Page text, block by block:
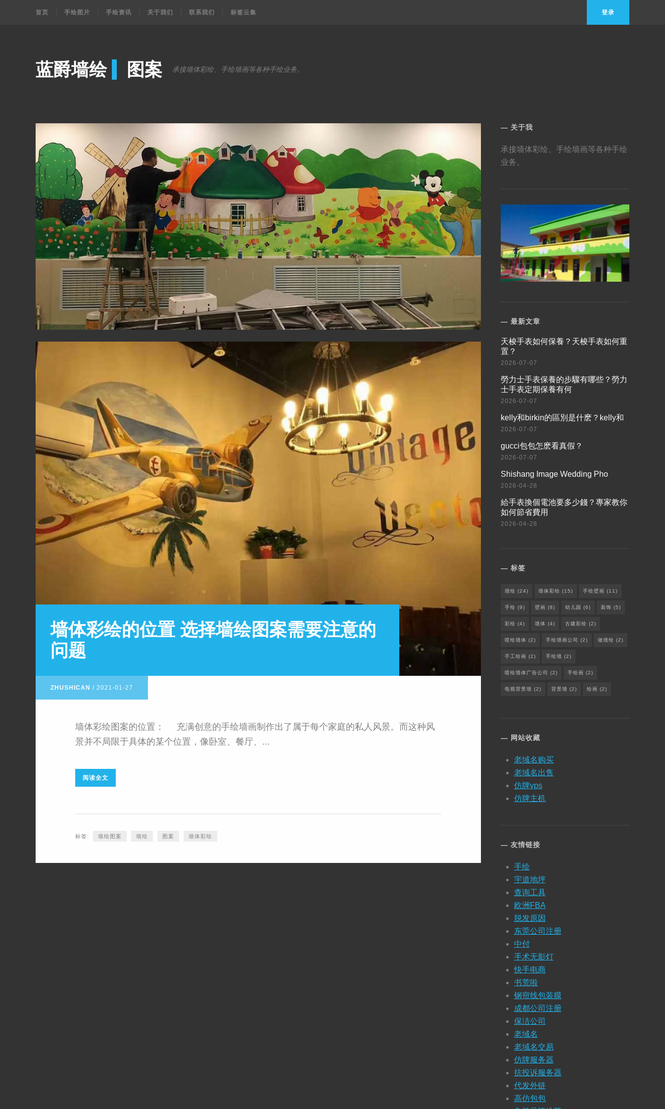
首页 手绘图片 手绘资讯 关于我们 联系我们 标签云集 登录
蓝爵墙绘 图案 承接墙体彩绘、手绘墙画等各种手绘业务。
墙体彩绘的位置 选择墙绘图案需要注意的
问题
ZHUSHICAN / 2021-01-27
墙体彩绘图案的位置： 充满创意的手绘墙画制作出了属于每个家庭的私人风景。而这种风
景并不局限于具体的某个位置，像卧室、餐厅、...
阅读全文
标签: 墙绘图案 墙绘 图案 墙体彩绘
关于我
承接墙体彩绘、手绘墙画等各种手绘
业务。
最新文章
​天梭手表如何保養？天梭手表如何重
置？
2026-07-07
​勞力士手表保養的步驟有哪些？勞力
士手表定期保養有何
2026-07-07
​kelly和birkin的區別是什麽？kelly和
2026-07-07
​gucci包包怎麽看真假？
2026-07-07
Shishang Image Wedding Pho
2026-04-28
給手表換個電池要多少錢？專家教你
如何節省費用
2026-04-28
标签
墙绘 (24) 墙体彩绘 (15) 手绘壁画 (11)
手绘 (9) 壁画 (8) 幼儿园 (6) 装饰 (5)
彩绘 (4) 墙体 (4) 古建彩绘 (2)
喷绘墙体 (2) 手绘墙画公司 (2) 做墙绘 (2)
手工绘画 (2) 手绘墙 (2)
喷绘墙体广告公司 (2) 手绘画 (2)
电视背景墙 (2) 背景墙 (2) 绘画 (2)
网站收藏
老域名购买
老域名出售
仿牌vps
仿牌主机
友情链接
手绘
宇道地坪
查询工具
欧洲FBA
脱发原因
东莞公司注册
中付
手术无影灯
快手电商
书荒啦
钢帘线包装膜
成都公司注册
保洁公司
老域名
老域名交易
仿牌服务器
抗投诉服务器
代发外链
高仿包包